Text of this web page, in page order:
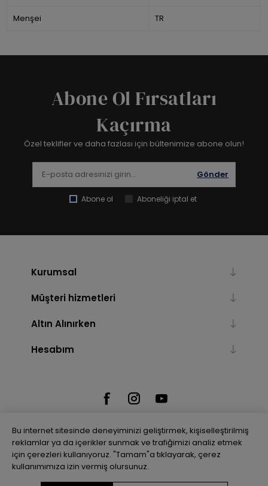
Menşei TR
Abone Ol Fırsatları
Kaçırma
Özel teklifler ve daha fazlası için bültenimize abone olun!
Gönder
Abone ol Aboneliği iptal et
Kurumsal
Müşteri hizmetleri
Altın Alınırken
Hesabım
Powered bynopCommerce
Bu internet sitesinde deneyiminizi geliştirmek, kişiselleştirilmiş
reklamlar ya da içerikler sunmak ve trafiğimizi analiz etmek
için çerezleri kullanıyoruz. "Tamam"a tıklayarak, çerez
kullanımımıza izin vermiş olursunuz.